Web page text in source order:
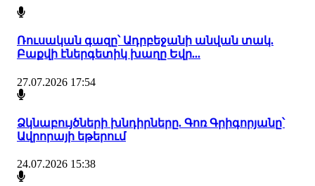
Ռուսական գազը՝ Ադրբեջանի անվան տակ.
Բաքվի էներգետիկ խաղը Եվր...
27.07.2026 17:54
Ձկնաբույծների խնդիրները. Գոռ Գրիգորյանը՝
Ավրորայի եթերում
24.07.2026 15:38